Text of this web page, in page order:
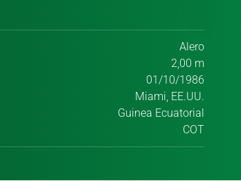
Alero
2,00 m
01/10/1986
Miami, EE.UU.
Guinea Ecuatorial
COT